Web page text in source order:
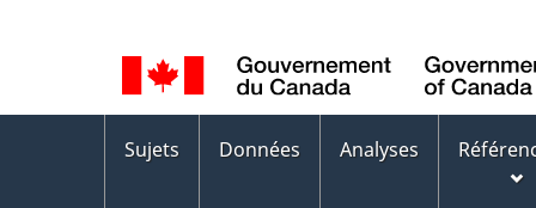
de
la
langue
des
Sujets Données Analyses